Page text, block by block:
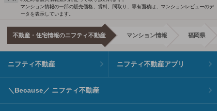
マンション情報の一部の販売価格、賃料、間取り、専有面積は、マンションレビューのデ
ータを表示しています。
不動産・住宅情報のニフティ不動産 マンション情報 福岡県
ニフティ不動産 ニフティ不動産アプリ
＼Because／ ニフティ不動産